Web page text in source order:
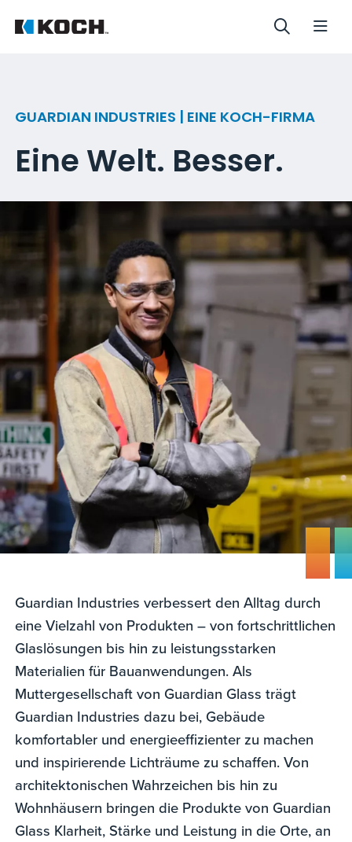
GUARDIAN INDUSTRIES | EINE KOCH-FIRMA
Eine Welt. Besser.
Guardian Industries verbessert den Alltag durch
eine Vielzahl von Produkten – von fortschrittlichen
Glaslösungen bis hin zu leistungsstarken
Materialien für Bauanwendungen. Als
Muttergesellschaft von Guardian Glass trägt
Guardian Industries dazu bei, Gebäude
komfortabler und energieeffizienter zu machen
und inspirierende Lichträume zu schaffen. Von
architektonischen Wahrzeichen bis hin zu
Wohnhäusern bringen die Produkte von Guardian
Glass Klarheit, Stärke und Leistung in die Orte, an